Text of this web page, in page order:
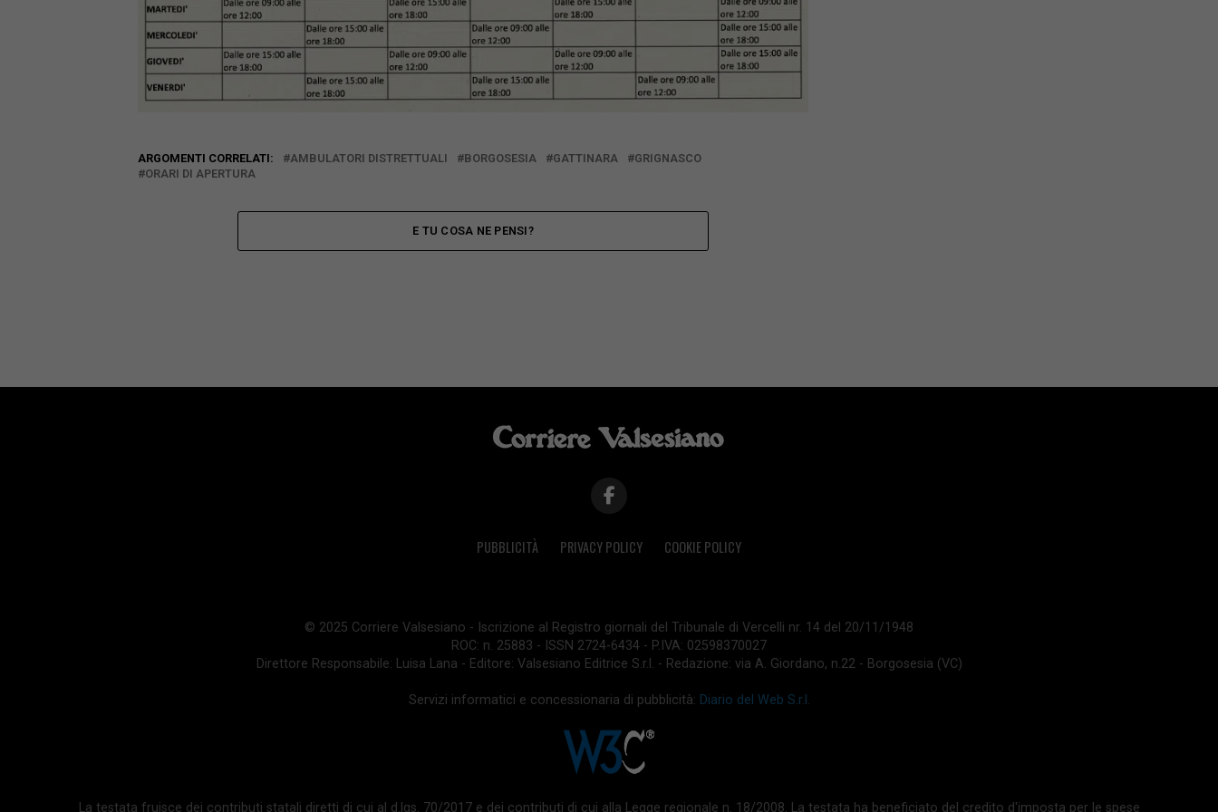
ARGOMENTI CORRELATI: AMBULATORI DISTRETTUALI BORGOSESIA GATTINARA
GRIGNASCO
ORARI DI APERTURA
E TU COSA NE PENSI?
PUBBLICITÀ PRIVACY POLICY COOKIE POLICY
© 2025 Corriere Valsesiano - Iscrizione al Registro giornali del Tribunale di Vercelli nr. 14 del 20/11/1948
ROC: n. 25883 - ISSN 2724-6434 - P.IVA: 02598370027
Direttore Responsabile: Luisa Lana - Editore: Valsesiano Editrice S.r.l. - Redazione: via A. Giordano, n.22 - Borgosesia (VC)
Servizi informatici e concessionaria di pubblicità: Diario del Web S.r.l.
La testata fruisce dei contributi statali diretti di cui al d.lgs. 70/2017 e dei contributi di cui alla Legge regionale n. 18/2008. La testata ha beneficiato del credito d'imposta per le spese